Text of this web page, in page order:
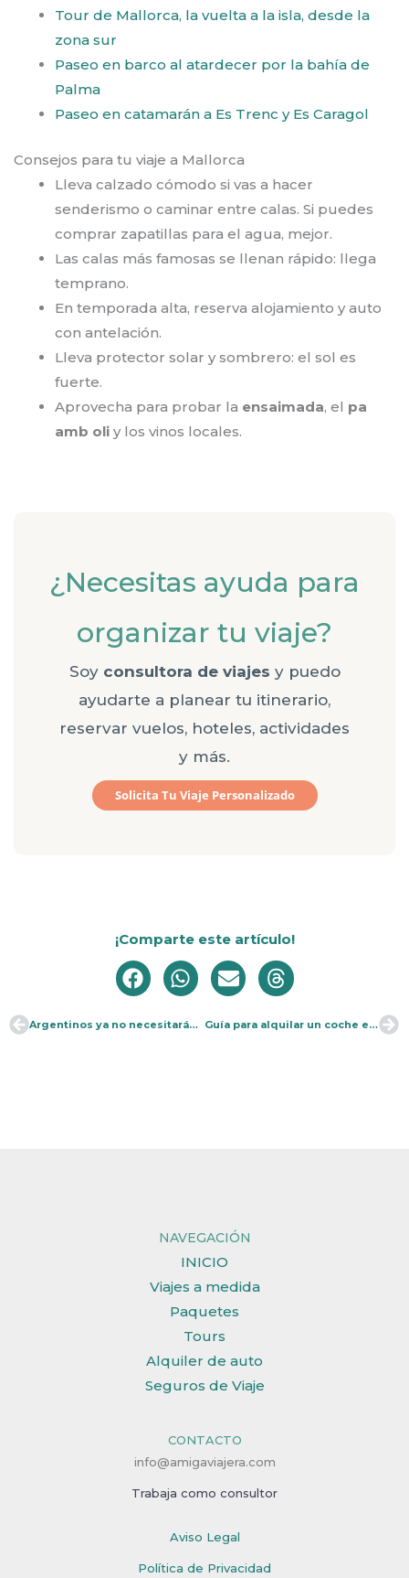
Tour de Mallorca, la vuelta a la isla, desde la
zona sur
Paseo en barco al atardecer por la bahía de
Palma
Paseo en catamarán a Es Trenc y Es Caragol
Consejos para tu viaje a Mallorca
Lleva calzado cómodo si vas a hacer
senderismo o caminar entre calas. Si puedes
comprar zapatillas para el agua, mejor.
Las calas más famosas se llenan rápido: llega
temprano.
En temporada alta, reserva alojamiento y auto
con antelación.
Lleva protector solar y sombrero: el sol es
fuerte.
Aprovecha para probar la ensaimada, el pa
amb oli y los vinos locales.
¿Necesitas ayuda para
organizar tu viaje?
Soy consultora de viajes y puedo
ayudarte a planear tu itinerario,
reservar vuelos, hoteles, actividades
y más.
Solicita Tu Viaje Personalizado
¡Comparte este artículo!
Ant Argentinos ya no necesitarán visa para Estados Unidos Guía para alquilar un coche en tus viajes
NAVEGACIÓN
INICIO
Viajes a medida
Paquetes
Tours
Alquiler de auto
Seguros de Viaje
CONTACTO
info@amigaviajera.com
Trabaja como consultor
Aviso Legal
Política de Privacidad